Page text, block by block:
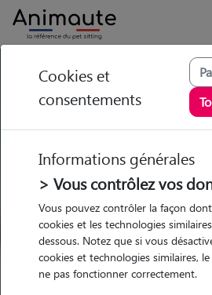
GARDE ANIMAUX à Les Portes-en-
famille ou à domicile, visites
Trouvez une garde
Les Portes-en-Ré
Parmi nos pet-sitters à
en-Ré
Cookies et
consentements
Informations générales
> Vous contrôlez vos
Vous pouvez contrôler la façon
cookies et les technologies
dessous. Notez que si vous
cookies et technologies similaires,
ne pas fonctionner correctement.